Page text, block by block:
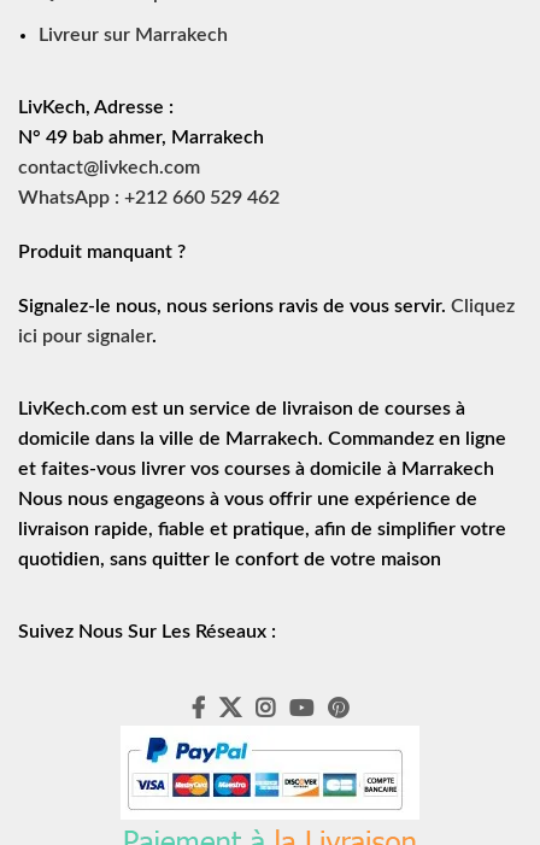
Livreur sur Marrakech
LivKech, Adresse :
N° 49 bab ahmer, Marrakech
contact@livkech.com
WhatsApp : +212 660 529 462
Produit manquant ?
Signalez-le nous, nous serions ravis de vous servir. Cliquez
ici pour signaler.
LivKech.com est un service de
livraison de courses à
domicile dans la ville de Marrakech. Commandez en ligne
et faites-vous livrer vos courses à domicile à Marrakech
Nous nous engageons à vous offrir une expérience de
livraison rapide, fiable et pratique, afin de simplifier votre
quotidien, sans quitter le confort de votre maison
Suivez Nous Sur Les Réseaux :